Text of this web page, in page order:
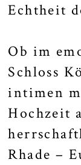
Echtheit
Ob im
Schloss
intimen
Hochzeit
Rhade –